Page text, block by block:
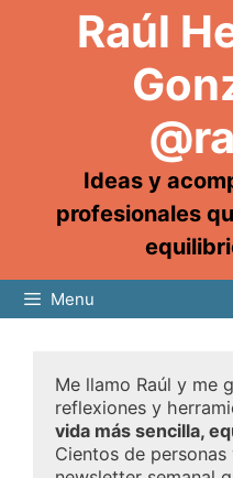
Raúl
Ideas y
profesionales
Menu
Me llamo Raúl y me
reflexiones y
vida más sencilla,
Cientos de